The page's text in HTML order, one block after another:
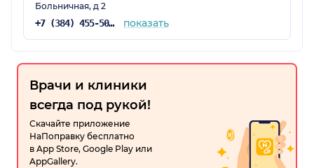
Больничная, д 2
+7 (384) 455-50-72 показать
Врачи и клиники
всегда под рукой!
Скачайте приложение
НаПоправку бесплатно
в App Store, Google Play или
AppGallery.